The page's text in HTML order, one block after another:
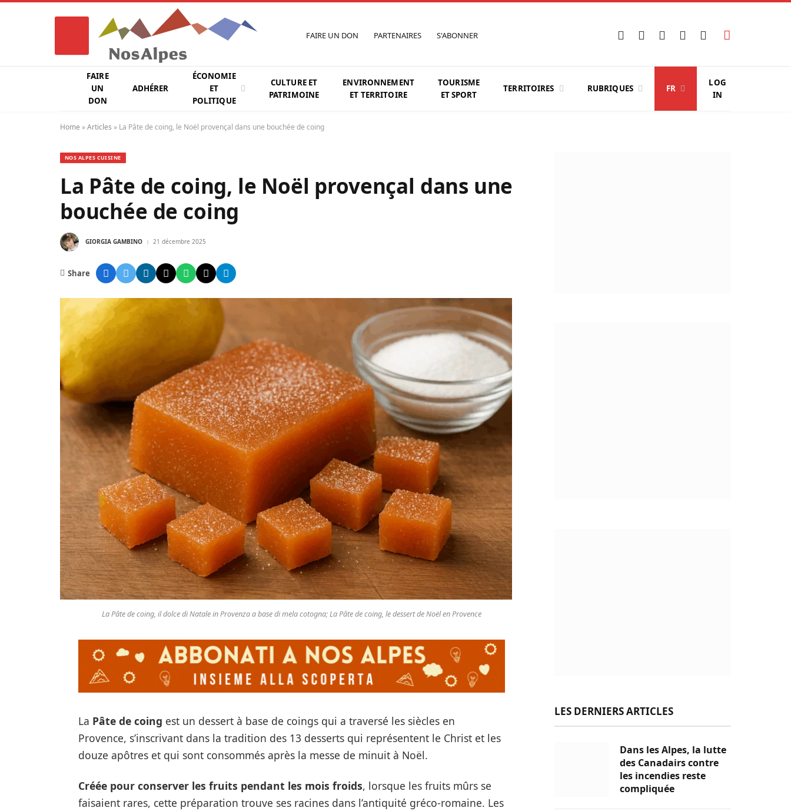
FAIRE UN DON PARTENAIRES S'ABONNER Facebook
X
Instagram
YouTubeLinkedIn
FAIRE
UN
DON
ADHÉRER
ÉCONOMIE
ET
POLITIQUE
CULTURE ET
PATRIMOINE
ENVIRONNEMENT
ET TERRITOIRE
TOURISME
ET SPORT
TERRITOIRES RUBRIQUES FR
LOG
IN
Home »Articles » La Pâte de coing, le Noël provençal dans une bouchée de coing
NOS ALPES CUISINE
La Pâte de coing, le Noël provençal dans une
bouchée de coing
GIORGIA GAMBINO 21 décembre 2025
Share
La Pâte de coing, il dolce di Natale in Provenza a base di mela cotogna; La Pâte de coing, le dessert de Noël en Provence
La Pâte de coing est un dessert à base de coings qui a traversé les siècles en
Provence, s’inscrivant dans la tradition des 13 desserts qui représentent le Christ et les
douze apôtres et qui sont consommés après la messe de minuit à Noël.
Créée pour conserver les fruits pendant les mois froids, lorsque les fruits mûrs se
faisaient rares, cette préparation trouve ses racines dans l’antiquité gréco-romaine. Les
LES DERNIERS ARTICLES
Dans les Alpes, la lutte
des Canadairs contre
les incendies reste
compliquée